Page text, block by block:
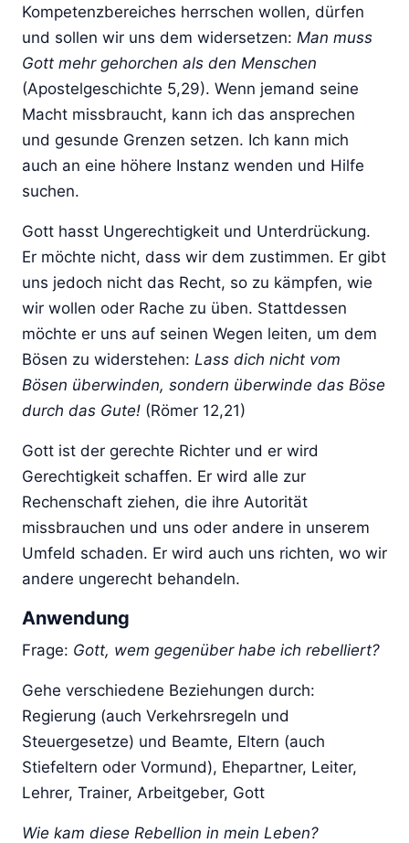
Kompetenzbereiches herrschen wollen, dürfen
und sollen wir uns dem widersetzen: Man muss
Gott mehr gehorchen als den Menschen
(Apostelgeschichte 5,29). Wenn jemand seine
Macht missbraucht, kann ich das ansprechen
und gesunde Grenzen setzen. Ich kann mich
auch an eine höhere Instanz wenden und Hilfe
suchen.
Gott hasst Ungerechtigkeit und Unterdrückung.
Er möchte nicht, dass wir dem zustimmen. Er gibt
uns jedoch nicht das Recht, so zu kämpfen, wie
wir wollen oder Rache zu üben. Stattdessen
möchte er uns auf seinen Wegen leiten, um dem
Bösen zu widerstehen: Lass dich nicht vom
Bösen überwinden, sondern überwinde das Böse
durch das Gute! (Römer 12,21)
Gott ist der gerechte Richter und er wird
Gerechtigkeit schaffen. Er wird alle zur
Rechenschaft ziehen, die ihre Autorität
missbrauchen und uns oder andere in unserem
Umfeld schaden. Er wird auch uns richten, wo wir
andere ungerecht behandeln.
Anwendung
Frage: Gott, wem gegenüber habe ich rebelliert?
Gehe verschiedene Beziehungen durch:
Regierung (auch Verkehrsregeln und
Steuergesetze) und Beamte, Eltern (auch
Stiefeltern oder Vormund), Ehepartner, Leiter,
Lehrer, Trainer, Arbeitgeber, Gott
Wie kam diese Rebellion in mein Leben?